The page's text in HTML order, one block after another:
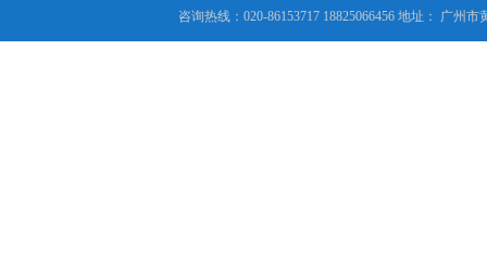
咨询热线：020-86153717 18825066456 地址： 广州